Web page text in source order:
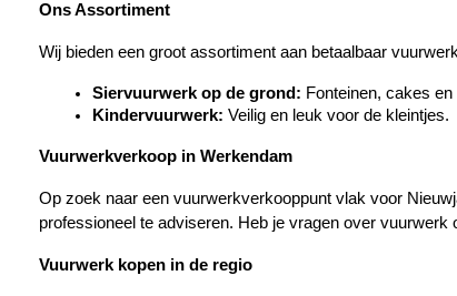
Ons Assortiment
Wij bieden een groot assortiment aan betaalbaar
Siervuurwerk op de grond: Fonteinen, cakes en
Kindervuurwerk: Veilig en leuk voor de kleintjes.
Vuurwerkverkoop in Werkendam
Op zoek naar een vuurwerkverkooppunt vlak voor
professioneel te adviseren. Heb je vragen over vuurwerk
Vuurwerk kopen in de regio